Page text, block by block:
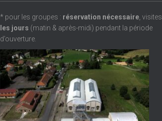
* pour les groupes : réservation nécessaire , visites
les jours (matin & après-midi) pendant la période
d’ouverture.